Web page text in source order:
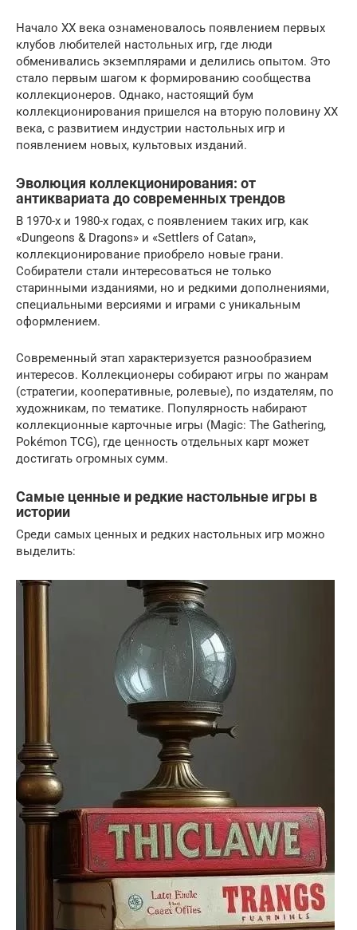
Начало XX века ознаменовалось появлением первых
клубов любителей настольных игр, где люди
обменивались экземплярами и делились опытом. Это
стало первым шагом к формированию сообщества
коллекционеров. Однако, настоящий бум
коллекционирования пришелся на вторую половину XX
века, с развитием индустрии настольных игр и
появлением новых, культовых изданий.
Эволюция коллекционирования: от
антиквариата до современных трендов
В 1970-х и 1980-х годах, с появлением таких игр, как
«Dungeons & Dragons» и «Settlers of Catan»,
коллекционирование приобрело новые грани.
Собиратели стали интересоваться не только
старинными изданиями, но и редкими дополнениями,
специальными версиями и играми с уникальным
оформлением.
Современный этап характеризуется разнообразием
интересов. Коллекционеры собирают игры по жанрам
(стратегии, кооперативные, ролевые), по издателям, по
художникам, по тематике. Популярность набирают
коллекционные карточные игры (Magic: The Gathering,
Pokémon TCG), где ценность отдельных карт может
достигать огромных сумм.
Самые ценные и редкие настольные игры в
истории
Среди самых ценных и редких настольных игр можно
выделить: